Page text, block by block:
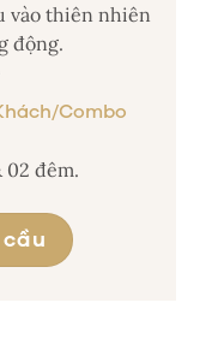
vào thiên nhiên
động.
Combo
đêm.
cầu